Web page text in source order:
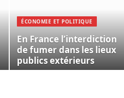
ÉCONOMIE ET POLITIQUE
En France l’interdiction
de fumer dans les lieux
publics extérieurs